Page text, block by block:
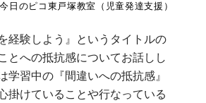
今日のピコ東戸塚教室（児童発達支援）
経験しよう』というタイトルの
とへの抵抗感についてお話しし
学習中の『間違いへの抵抗感』
掛けていることや行なっている